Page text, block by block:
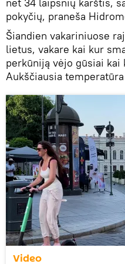
pokyčių, praneša
Šiandien vakariniuose
lietus, vakare kai kur
perkūniją vėjo gūsiai kai
Aukščiausia
Video